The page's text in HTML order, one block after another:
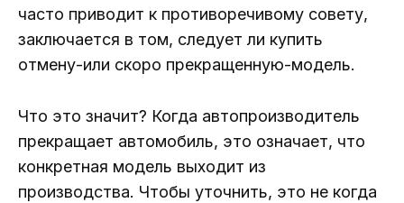
часто приводит к противоречивому совету,
заключается в том, следует ли купить
отмену-или скоро прекращенную-модель.
Что это значит? Когда автопроизводитель
прекращает автомобиль, это означает, что
конкретная модель выходит из
производства. Чтобы уточнить, это не когда